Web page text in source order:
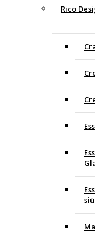
Rico